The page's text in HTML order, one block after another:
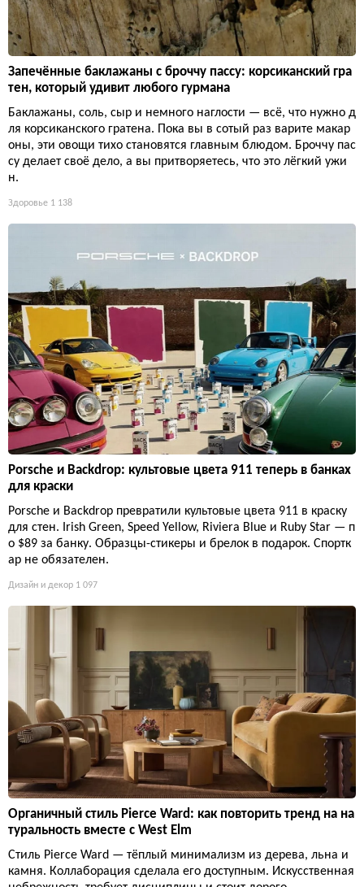
Запечённые баклажаны с броччу пассу: корсиканский гра
тен, который удивит любого гурмана
Баклажаны, соль, сыр и немного наглости — всё, что нужно д
ля корсиканского гратена. Пока вы в сотый раз варите макар
оны, эти овощи тихо становятся главным блюдом. Броччу пас
су делает своё дело, а вы притворяетесь, что это лёгкий ужи
н.
Здоровье 1 138
Porsche и Backdrop: культовые цвета 911 теперь в банках
для краски
Porsche и Backdrop превратили культовые цвета 911 в краску
для стен. Irish Green, Speed Yellow, Riviera Blue и Ruby Star — п
о $89 за банку. Образцы-стикеры и брелок в подарок. Спортк
ар не обязателен.
Дизайн и декор 1 097
Органичный стиль Pierce Ward: как повторить тренд на на
туральность вместе с West Elm
Стиль Pierce Ward — тёплый минимализм из дерева, льна и
камня. Коллаборация сделала его доступным. Искусственная